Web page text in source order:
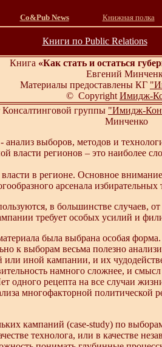
Со&Pub News Книжная полка
Книги по Public Relations
Книга «Как стать и остаться
Евгений
Материалы предоставлены КГ
© Copyright Имидж-
группы "Имидж-
Минченко
- анализ выборов, методов и
власти регионов – это наиболее
в регионе. Основное
арсенала избирательных
в большинстве случаев,
требует особых усилий и
была выбрана особая
к выборам весьма полезно
иной кампании, и их
намного сложнее, и
одного рецепта на все случаи
многофакторной
кампаний (case-study) по
технолога, или в качестве